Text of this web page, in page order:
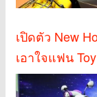
เปิดตัว New
เอาใจแฟน